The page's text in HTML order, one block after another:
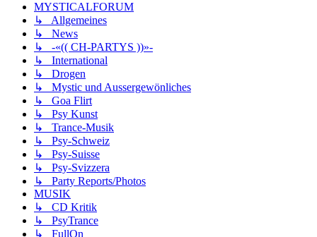
MYSTICALFORUM
↳ Allgemeines
↳ News
↳ -«(( CH-PARTYS ))»-
↳ International
↳ Drogen
↳ Mystic und Aussergewönliches
↳ Goa Flirt
↳ Psy Kunst
↳ Trance-Musik
↳ Psy-Schweiz
↳ Psy-Suisse
↳ Psy-Svizzera
↳ Party Reports/Photos
MUSIK
↳ CD Kritik
↳ PsyTrance
↳ FullOn